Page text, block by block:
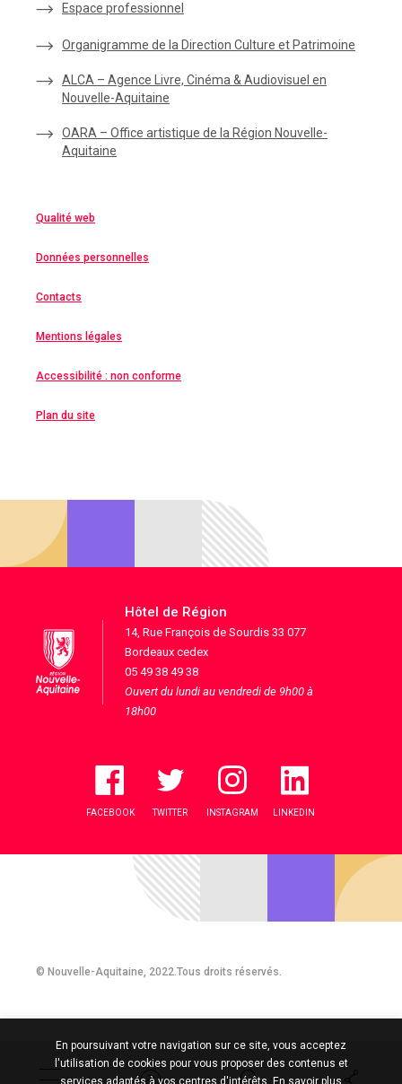
Espace professionnel
Organigramme de la Direction Culture et Patrimoine
ALCA – Agence Livre, Cinéma & Audiovisuel en
Nouvelle-Aquitaine
OARA – Office artistique de la Région Nouvelle-
Aquitaine
Qualité web
Données personnelles
Contacts
Mentions légales
Accessibilité : non conforme
Plan du site
Hôtel de Région
14, Rue François de Sourdis 33 077
Bordeaux cedex
05 49 38 49 38
Ouvert du lundi au vendredi de 9h00 à
18h00
FACEBOOK TWITTER INSTAGRAM LINKEDIN
© Nouvelle-Aquitaine, 2022.Tous droits réservés.
En poursuivant votre navigation sur ce site, vous acceptez
l'utilisation de cookies pour vous proposer des contenus et
services adaptés à vos centres d'intérêts.
En savoir plus